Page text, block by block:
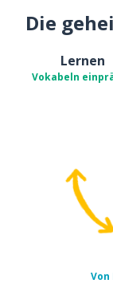
Die
Lernen
Vokabeln